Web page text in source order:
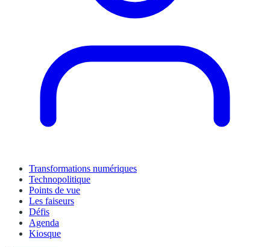
Transformations numériques
Technopolitique
Points de vue
Les faiseurs
Défis
Agenda
Kiosque